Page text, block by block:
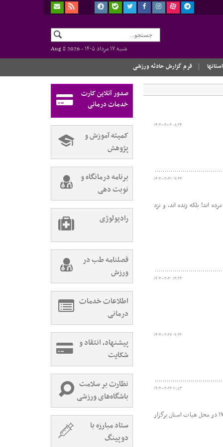
شنبه ۱۷ مرداد ۱۴۰۵ -
Aug 8 2026
استانها فرم گزارش حادثه ورزشی
۱۴۰۳-۰۳-۰۶ ۰۸:۲۴
۱۴۰۳-۰۲-۳۱ ۰۹:۴۳
اند! بلکه زنده اند، و نزد
۱۴۰۳-۰۲-۳۰ ۱۴:۲۶
۱۴۰۳-۰۲-۲۷ ۰۹:۲۲
۱۴۰۳-۰۲-۲۶ ۱۱:۵۳
این کارگاه با تدریس مصطفی ضمیری رئیس کمیته آموزش هیات پزشکی استان سمنان در روز یکشنبه مورخ ۶خرداد سالجاری از ساعت ۱۵ الی ۱۷ در محل هیات استان برگزار
صدور آنلاین کارت
خدمات درمانی
کمیته آموزش و
پژوهش
برنامه درمانگاه و
نوبت دهی
رادیولوژی
فصلنامه طب در
ورزش
اطلاعات خدمات
درمانی
پیشنهاد، انتقاد و
شکایت
نظارت بر سلامت
باشگاه‌های ورزشی
ستاد مبارزه با
دوپینگ